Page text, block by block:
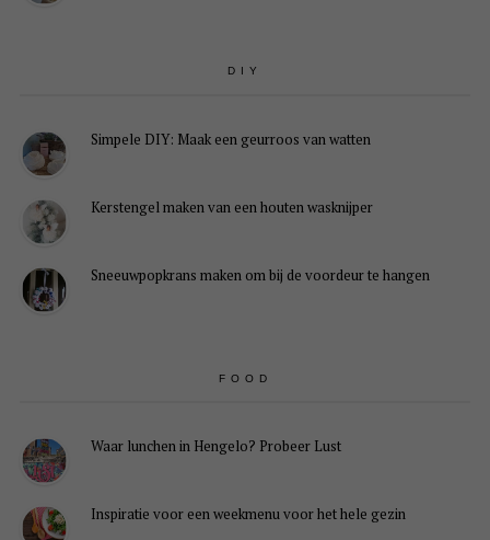
DIY
Simpele DIY: Maak een geurroos van watten
Kerstengel maken van een houten wasknijper
Sneeuwpopkrans maken om bij de voordeur te hangen
FOOD
Waar lunchen in Hengelo? Probeer Lust
Inspiratie voor een weekmenu voor het hele gezin